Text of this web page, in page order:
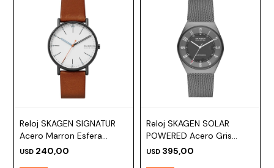
Reloj SKAGEN SIGNATUR
Acero Marron Esfera
40mm
USD 240,00
Reloj SKAGEN SOLAR
POWERED Acero Gris
Esfera 37mm
USD 395,00